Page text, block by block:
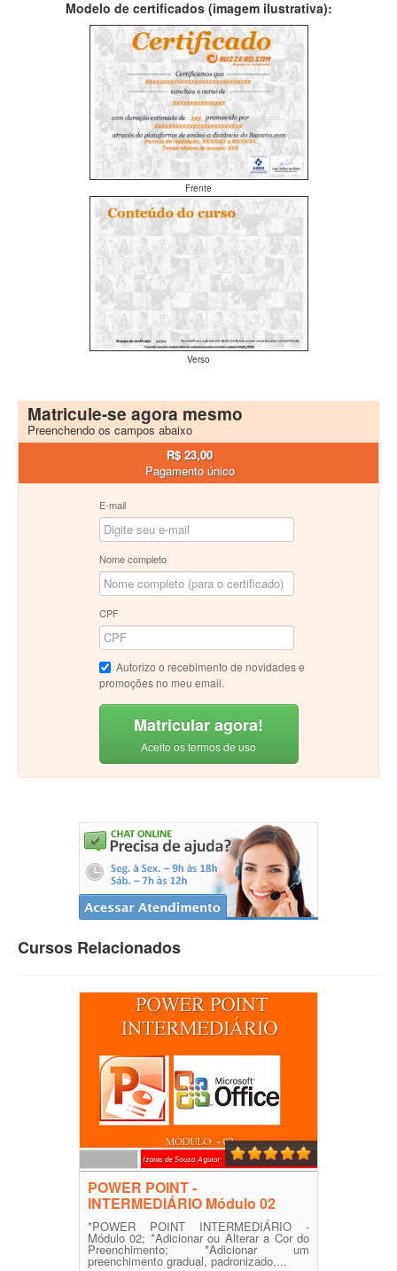
Modelo de certificados (imagem ilustrativa):
Frente
Verso
Matricule-se agora mesmo
Preenchendo os campos abaixo
R$ 23,00
Pagamento único
E-mail
Nome completo
CPF
Autorizo o recebimento de novidades e
promoções no meu email.
Matricular agora!
Aceito os termos de uso
Cursos Relacionados
POWER POINT -
INTERMEDIÁRIO Módulo 02
*POWER POINT INTERMEDIÁRIO -
Módulo 02; *Adicionar ou Alterar a Cor do
Preenchimento; *Adicionar um
preenchimento gradual, padronizado,...